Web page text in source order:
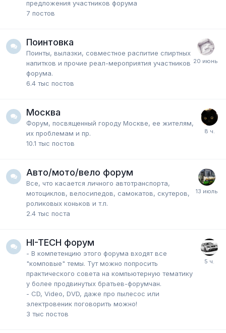
предложения участников форума
7 постов
Поинтовка
Поинты, вылазки, совместное распитие спиртных
напитков и прочие реал-мероприятия участников
форума.
6.4 тыс постов
Москва
Форум, посвященный городу Москве, ее жителям,
их проблемам и пр.
10.1 тыс постов
Авто/мото/вело форум
Все, что касается личного автотранспорта,
мотоциклов, велосипедов, самокатов, скутеров,
роликовых коньков и т.п.
2.4 тыс поста
HI-TECH форум
- В компетенцию этого форума входят все
"комповые" темы. Тут можно попросить
практического совета на компьютерную тематику
у более продвинутых братьев-форумчан.
- CD, Video, DVD, даже про пылесос или
электровеник поговорить можно!
3 тыс постов